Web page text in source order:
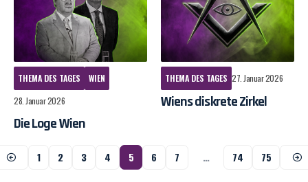
THEMA DES TAGES
WIEN
28. Januar 2026
Die Loge Wien
THEMA DES TAGES 27. Januar 2026
Wiens diskrete Zirkel
1 2 3 4 5 6 7 … 74 75